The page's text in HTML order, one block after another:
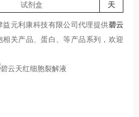
试剂盒
天
益元利康科技有限公司代理提供碧云
相关产品、蛋白、等产品系列，欢迎